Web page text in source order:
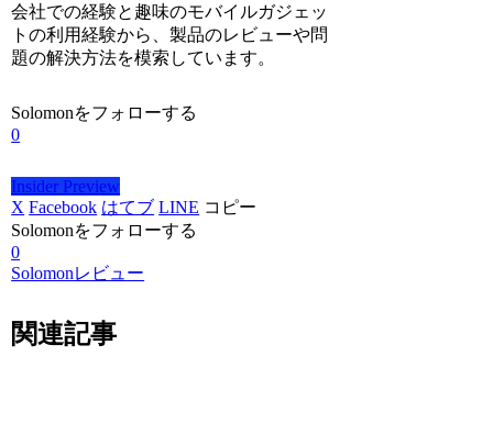
会社での経験と趣味のモバイルガジェッ
トの利用経験から、製品のレビューや問
題の解決方法を模索しています。
Solomonをフォローする
0
Insider Preview
X Facebook はてブ LINE コピー
Solomonをフォローする
0
Solomonレビュー
関連記事